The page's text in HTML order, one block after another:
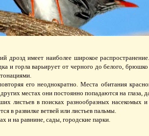
дрозд имеет наиболее широкое
и горла варьирует от черного до белого,
его неоднократно. Места обитания
местах они постоянно попадаются на глаза,
листьев в поисках разнообразных насекомых
в развилке ветвей или листьев пальмы.
и на равнине, сады, городские парки.